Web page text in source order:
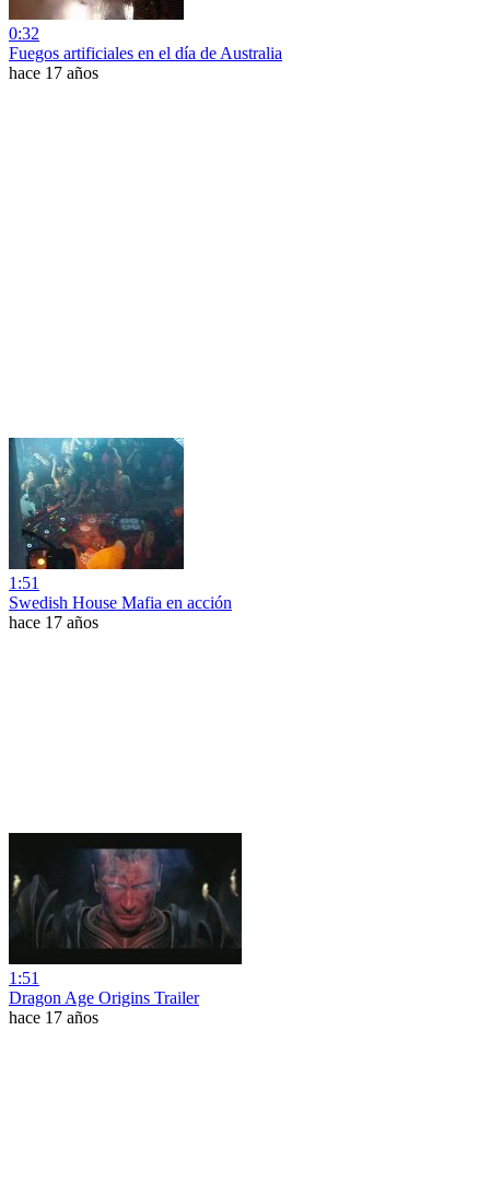
0:32
Fuegos artificiales en el día de Australia
hace 17 años
1:51
Swedish House Mafia en acción
hace 17 años
1:51
Dragon Age Origins Trailer
hace 17 años